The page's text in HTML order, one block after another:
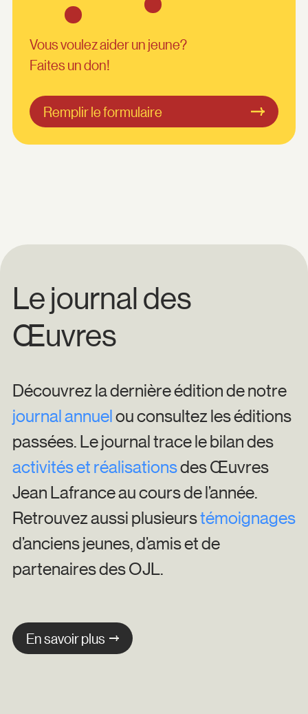
Vous voulez aider un jeune?
Faites un don!
Remplir le formulaire
Le journal des
Œuvres
Découvrez la dernière édition de notre
journal annuelou consultez les éditions
passées. Le journal trace le bilan des
activités et réalisationsdes Œuvres
Jean Lafrance au cours de l’année.
Retrouvez aussi plusieurstémoignages
d’anciens jeunes, d’amis et de
partenaires des OJL.
En savoir plus